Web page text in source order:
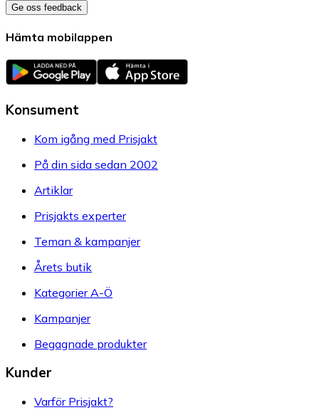
Ge oss feedback
Hämta mobilappen
Konsument
Kom igång med Prisjakt
På din sida sedan 2002
Artiklar
Prisjakts experter
Teman & kampanjer
Årets butik
Kategorier A-Ö
Kampanjer
Begagnade produkter
Kunder
Varför Prisjakt?